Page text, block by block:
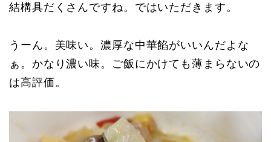
結構具だくさんですね。ではいただきます。
うーん。美味い。濃厚な中華餡がいいんだよな
ぁ。かなり濃い味。ご飯にかけても薄まらないの
は高評価。